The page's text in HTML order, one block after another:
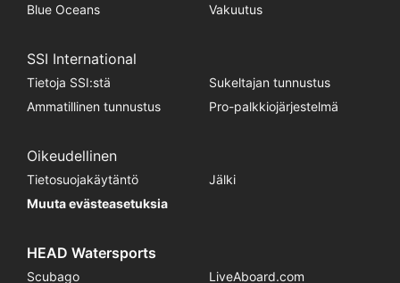
Blue Oceans
Vakuutus
SSI International
Tietoja SSI:stä
Sukeltajan tunnustus
Ammatillinen tunnustus
Pro-palkkiojärjestelmä
Oikeudellinen
Tietosuojakäytäntö
Jälki
Muuta evästeasetuksia
HEAD Watersports
Scubago LiveAboard.com